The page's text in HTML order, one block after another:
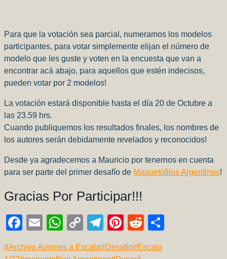
Para que la votación sea parcial, numeramos los modelos
participantes, para votar simplemente elijan el número de
modelo que les guste y voten en la encuesta que van a
encontrar acá abajo, para aquellos que estén indecisos,
pueden votar por 2 modelos!
La votación estará disponible hasta el día 20 de Octubre a
las 23.59 hrs.
Cuando publiquemos los resultados finales, los nombres de
los autores serán debidamente revelados y reconocidos!
Desde ya agradecemos a Mauricio por tenernos en cuenta
para ser parte del primer desafío de Maquetófilos Argentinos!
Gracias Por Participar!!!
F
c
E
ail
W
at
C
p
T
e
Pi
nt
er
R
d
Etiquetas
#Archivo Aviones a Escala#Desafío#Escala